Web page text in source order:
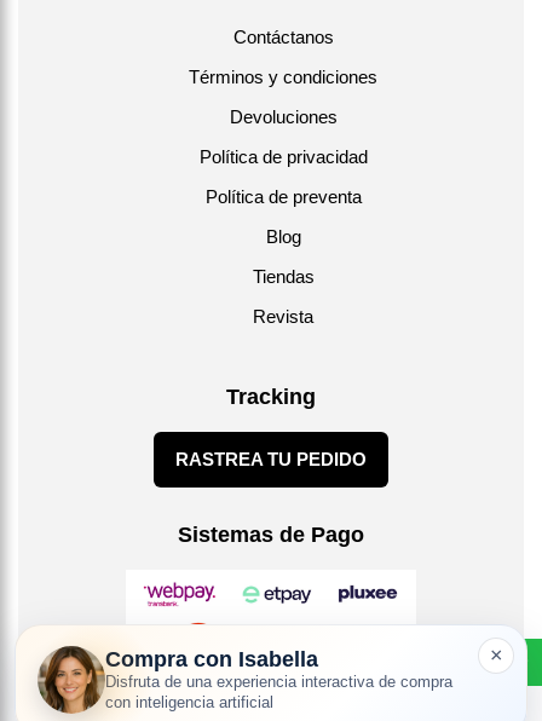
Contáctanos
Términos y condiciones
Devoluciones
Política de privacidad
Política de preventa
Blog
Tiendas
Revista
Tracking
RASTREA TU PEDIDO
Sistemas de Pago